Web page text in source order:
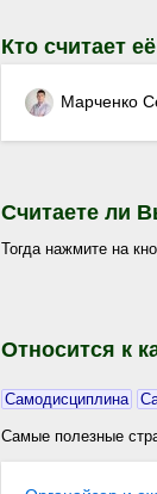
Кто считает
Марченко
Считаете ли
Тогда нажмите на
Относится к
Самодисциплина
Самые полезные